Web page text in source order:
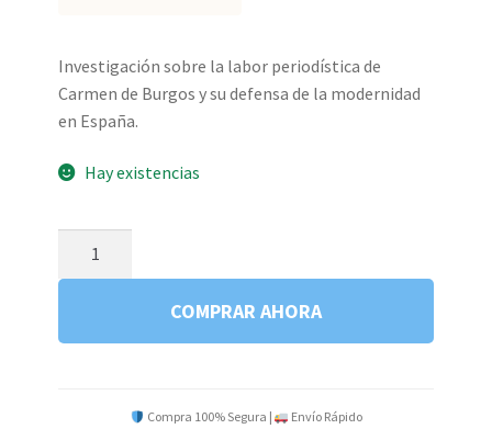
Investigación sobre la labor periodística de
Carmen de Burgos y su defensa de la modernidad
en España.
Hay existencias
IMPRESION
COMPRAR AHORA
Compra 100% Segura | Envío Rápido